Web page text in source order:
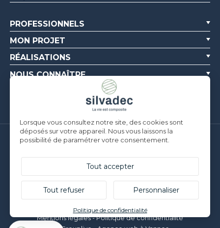
PROFESSIONNELS
MON PROJET
RÉALISATIONS
NOUS CONNAÎTRE
Silvadec France
F-56190 ARZAL |T. +33 (0)2 97 450 900
Silvadec Deutschland
Ludwig-Erhard-Straße 3
© Silvadec - Tous droits réservés - Photos non contractuelles
Mentions légales-Politique de confidentialité
Lorsque vous consultez notre site, des cookies sont
déposés sur votre appareil. Nous vous laissons la
possibilité de paramétrer votre consentement.
Tout accepter
Tout refuser Personnaliser
Politique de confidentialité